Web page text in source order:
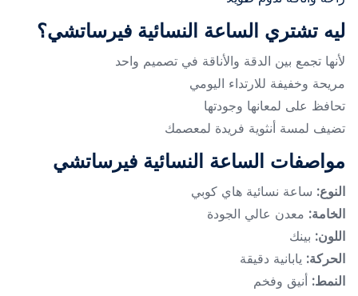
ليه تشتري الساعة النسائية فيرساتشي؟
لأنها تجمع بين الدقة والأناقة في تصميم واحد
مريحة وخفيفة للارتداء اليومي
تحافظ على لمعانها وجودتها
تضيف لمسة أنثوية فريدة لمعصمك
مواصفات الساعة النسائية فيرساتشي
النوع: ساعة نسائية هاي كوبي
الخامة: معدن عالي الجودة
اللون: بينك
الحركة: يابانية دقيقة
النمط: أنيق وفخم